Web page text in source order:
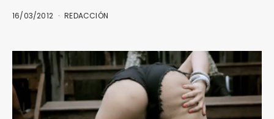
16/03/2012 REDACCIÓN